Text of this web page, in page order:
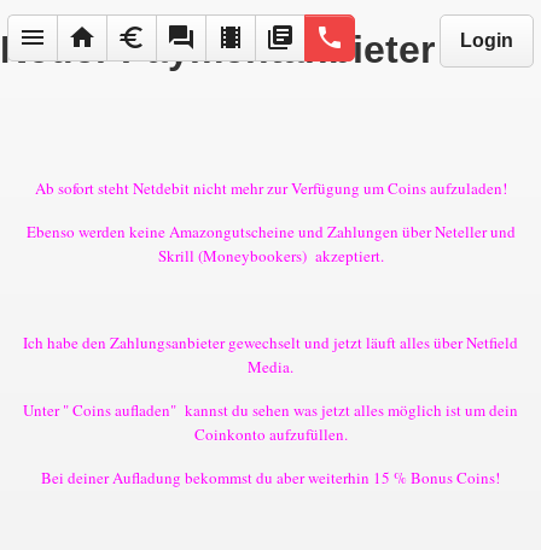
menu home euro forum local_movies library_books phone Login
Neuer Paymentanbieter
Ab sofort steht Netdebit nicht mehr zur Verfügung um Coins aufzuladen!
Ebenso werden keine Amazongutscheine und Zahlungen über Neteller und
Skrill (Moneybookers) akzeptiert.
Ich habe den Zahlungsanbieter gewechselt und jetzt läuft alles über Netfield
Media.
Unter " Coins aufladen" kannst du sehen was jetzt alles möglich ist um dein
Coinkonto aufzufüllen.
Bei deiner Aufladung bekommst du aber weiterhin 15 % Bonus Coins!